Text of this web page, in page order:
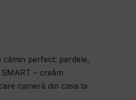
perfect: perdele,
– creăm
cameră din casa ta